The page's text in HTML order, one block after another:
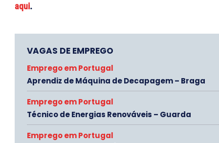
aqui.
VAGAS DE EMPREGO
Emprego em Portugal
Aprendiz de Máquina de Decapagem – Braga
Emprego em Portugal
Técnico de Energias Renováveis – Guarda
Emprego em Portugal